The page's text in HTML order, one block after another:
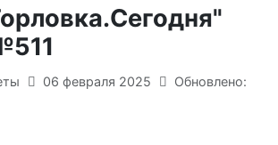
материале
06 февраля 2025
Обновлено: